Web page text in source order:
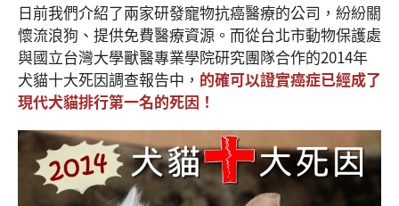
日前我們介紹了兩家研發寵物抗癌醫療的公司，紛紛關
懷流浪狗、提供免費醫療資源。而從台北市動物保護處
與國立台灣大學獸醫專業學院研究團隊合作的2014年
犬貓十大死因調查報告中， 的確可以證實癌症已經成了
現代犬貓排行第一名的死因！